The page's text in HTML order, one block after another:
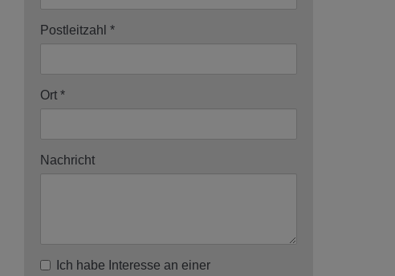
Postleitzahl
Ort
Nachricht
Ich habe Interesse an einer